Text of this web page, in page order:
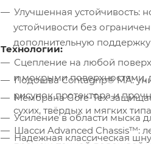
Улучшенная устойчивость: н
устойчивости без
дополнительную
Сцепление на любой
и мокрыми поверхностями,
Мембрана Gore-Tex
Усиление в области мыска
Надежная классическая
Технологии:
Подошва Contagrip® MA:
рисунок протектора и
сухих, твёрдых и мягких
Шасси Advanced Chassis™: